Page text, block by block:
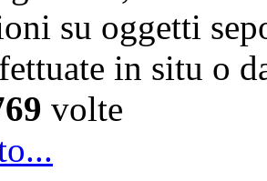
su oggetti
in situ o
volte